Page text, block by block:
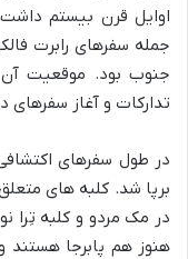
اوایل قرن بیستم
جمله سفرهای رابرت
جنوب بود. موقعیت آن
تدارکات و آغاز سفرهای
در طول سفرهای
برپا شد. کلبه های
در مک مردو و کلبه تِرا
هنوز هم پابرجا هستند